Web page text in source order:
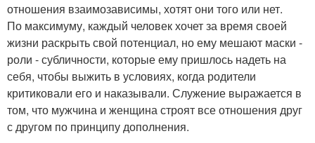
отношения взаимозависимы, хотят они того или нет.
По максимуму, каждый человек хочет за время своей
жизни раскрыть свой потенциал, но ему мешают маски -
роли - субличности, которые ему пришлось надеть на
себя, чтобы выжить в условиях, когда родители
критиковали его и наказывали. Служение выражается в
том, что мужчина и женщина строят все отношения друг
с другом по принципу дополнения.